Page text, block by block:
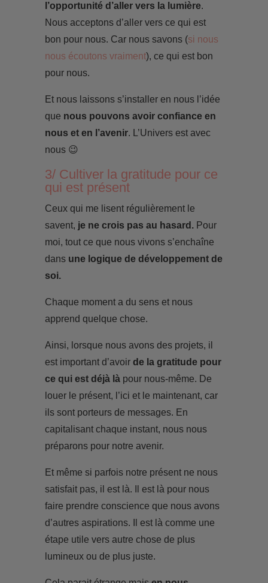
l’opportunité d’aller vers la lumière.
Nous acceptons d’aller vers ce qui est
bon pour nous. Car nous savons (si nous
nous écoutons vraiment), ce qui est bon
pour nous.
Et nous laissons s’installer en nous l’idée
que nous pouvons avoir confiance en
nous et en l’avenir. L’Univers est avec
nous 😉
3/ Cultiver la gratitude pour ce
qui est présent
Ceux qui me lisent régulièrement le
savent, je ne crois pas au hasard.Pour
moi, tout ce que nous vivons s’enchaîne
dansune logique de développement de
soi.
Chaque moment a du sens et nous
apprend quelque chose.
Ainsi, lorsque nous avons des projets, il
est important d’avoir de la gratitude pour
ce qui est déjà làpour nous-même. De
louer le présent, l’ici et le maintenant, car
ils sont porteurs de messages. En
capitalisant chaque instant, nous nous
préparons pour notre avenir.
Et même si parfois notre présent ne nous
satisfait pas, il est là. Il est là pour nous
faire prendre conscience que nous avons
d’autres aspirations. Il est là comme une
étape utile vers autre chose de plus
lumineux ou de plus juste.